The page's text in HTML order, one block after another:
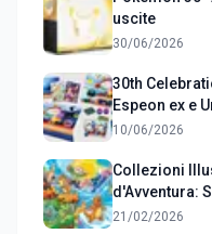
uscite
30/06/2026
30th
Espeon ex e
10/06/2026
Collezioni
d'Avventura:
21/02/2026